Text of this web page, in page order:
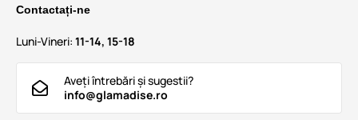
Contactați-ne
Luni-Vineri: 11-14, 15-18
Aveți întrebări și sugestii?
info@glamadise.ro